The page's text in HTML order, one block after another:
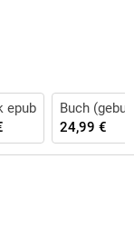
epub
Buch
24,99 €